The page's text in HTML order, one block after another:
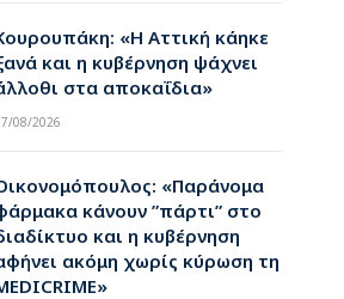
«Η Αττική κάηκε
και η κυβέρνηση ψάχνει
στα αποκαΐδια»
08/2026
«Παράνομα
κάνουν ”πάρτι” στο
και η κυβέρνηση
ακόμη χωρίς κύρωση τη